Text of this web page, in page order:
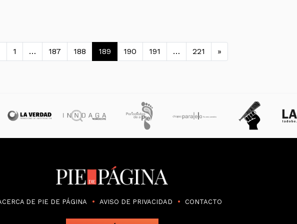
de entradas
1 … 187 188 189 190 191 … 221 »
DE PIE DE PÁGINA AVISO DE PRIVACIDAD CONTACTO